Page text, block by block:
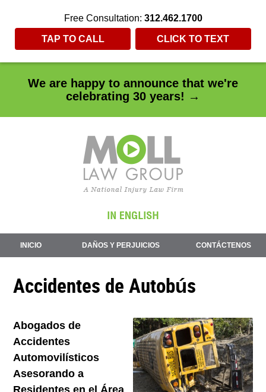
We are happy to announce that we're
celebrating 30 years! →
Free Consultation: 312.462.1700
TAP TO CALL CLICK TO TEXT
INICIO DAÑOS Y PERJUICIOS CONTÁCTENOS
Accidentes de Autobús
Abogados de
Accidentes
Automovilísticos
Asesorando a
Residentes en el Área